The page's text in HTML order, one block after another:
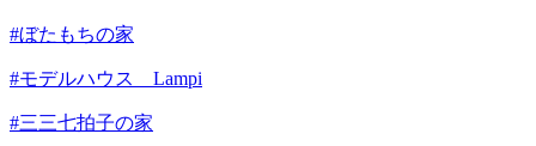
#ぼたもちの家
#モデルハウス Lampi
#三三七拍子の家